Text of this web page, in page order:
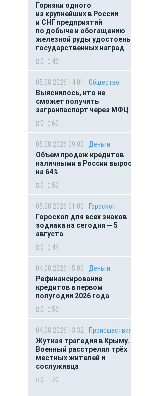
Горняки одного
из крупнейших в России
и СНГ предприятий
по добыче и обогащению
железной руды удостоены
государственных наград
0
46
05.08.2026 14:01
Общество
Выяснилось, кто не
сможет получить
загранпаспорт через МФЦ
0
60
05.08.2026 09:00
Деньги
Объем продаж кредитов
наличными в России вырос
на 64%
0
50
05.08.2026 01:00
Гороскоп
Гороскоп для всех знаков
зодиака на сегодня — 5
августа
0
44
04.08.2026 15:00
Деньги
Рефинансирование
кредитов в первом
полугодии 2026 года
0
56
04.08.2026 13:32
Происшествия
Жуткая трагедия в Крыму.
Военный расстрелял трёх
местных жителей и
сослуживца
0
70